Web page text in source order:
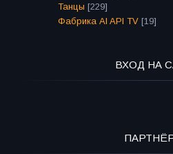
Танцы [229]
Фабрика AI API TV [19]
ВХОД НА